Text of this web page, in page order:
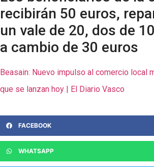
recibirán 50 euros,
un vale de 20, dos de
a cambio de 30 euros
Beasain: Nuevo impulso al comercio local
que se lanzan hoy | El Diario Vasco
FACEBOOK
WHATSAPP